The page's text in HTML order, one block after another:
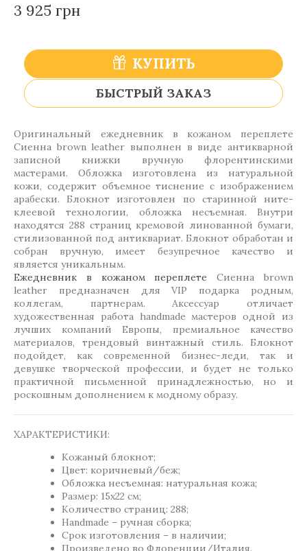
3 925 грн
КУПИТЬ
БЫСТРЫЙ ЗАКАЗ
Оригинальный ежедневник в кожаном переплете
Сиенна brown leather выполнен в виде антикварной
записной книжки вручную флорентинскими
мастерами. Обложка изготовлена из натуральной
кожи, содержит объемное тиснение с изображением
арабески. Блокнот изготовлен по старинной ните-
клеевой технологии, обложка несъемная. Внутри
находятся 288 страниц кремовой линованной бумаги,
стилизованной под антиквариат. Блокнот обработан и
собран вручную, имеет безупречное качество и
является уникальным.
Ежедневник в кожаном переплете Сиенна brown
leather предназначен для VIP подарка родным,
коллегам, партнерам. Аксессуар отличает
художественная работа handmade мастеров одной из
лучших компаний Европы, премиальное качество
материалов, трендовый винтажный стиль. Блокнот
подойдет, как современной бизнес-леди, так и
девушке творческой профессии, и будет не только
практичной письменной принадлежностью, но и
роскошным дополнением к модному образу.
ХАРАКТЕРИСТИКИ:
Кожаный блокнот;
Цвет: коричневый/беж;
Обложка несъемная: натуральная кожа;
Размер: 15х22 см;
Количество страниц: 288;
Handmade – ручная сборка;
Срок изготовления – в наличии;
Произведено во Флоренции/Италия.